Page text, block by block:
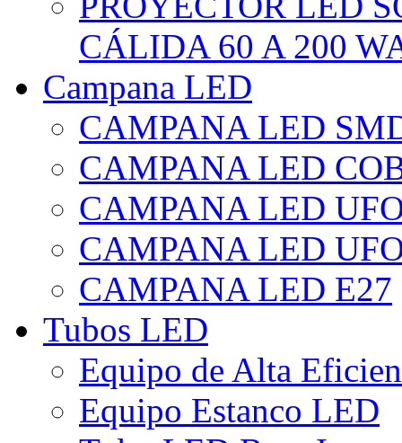
CÁLIDA 60 A 200
Campana LED
CAMPANA LED
CAMPANA LED
CAMPANA LED
CAMPANA LED
CAMPANA LED E27
Tubos LED
Equipo de Alta
Equipo Estanco LED